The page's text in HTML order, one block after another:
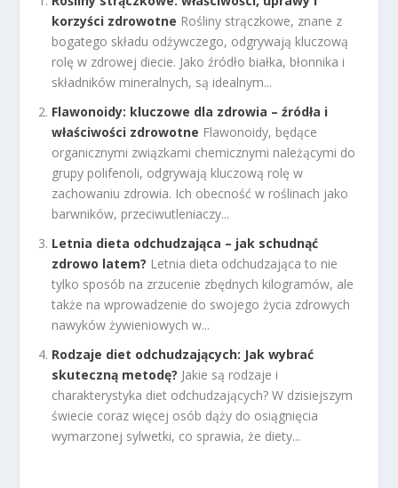
korzyści zdrowotne Rośliny strączkowe, znane z
bogatego składu odżywczego, odgrywają kluczową
rolę w zdrowej diecie. Jako źródło białka, błonnika i
składników mineralnych, są idealnym...
Flawonoidy: kluczowe dla zdrowia – źródła i
właściwości zdrowotne Flawonoidy, będące
organicznymi związkami chemicznymi należącymi do
grupy polifenoli, odgrywają kluczową rolę w
zachowaniu zdrowia. Ich obecność w roślinach jako
barwników, przeciwutleniaczy...
Letnia dieta odchudzająca – jak schudnąć
zdrowo latem? Letnia dieta odchudzająca to nie
tylko sposób na zrzucenie zbędnych kilogramów, ale
także na wprowadzenie do swojego życia zdrowych
nawyków żywieniowych w...
Rodzaje diet odchudzających: Jak wybrać
skuteczną metodę? Jakie są rodzaje i
charakterystyka diet odchudzających? W dzisiejszym
świecie coraz więcej osób dąży do osiągnięcia
wymarzonej sylwetki, co sprawia, że diety...